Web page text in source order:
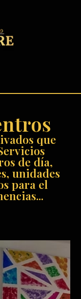
que
de día,
unidades
para el